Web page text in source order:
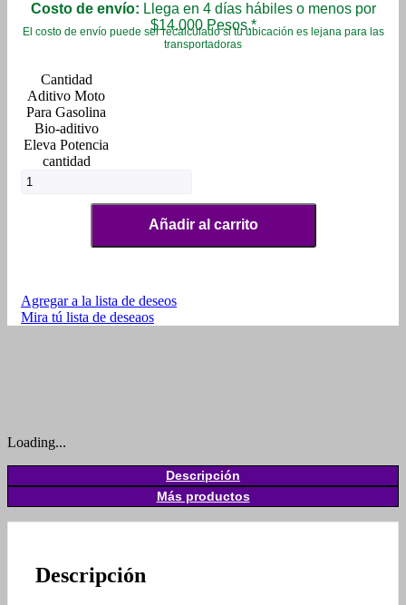
Costo de envío: Llega en 4 días hábiles o menos por
$14.000 Pesos.*
El costo de envío puede ser recalculado si tu ubicación es lejana para las
transportadoras
Aditivo Moto
Para Gasolina
Bio-aditivo
Eleva Potencia
cantidad
Añadir al carrito
Agregar a la lista de deseos
Mira tú lista de deseaos
Loading...
Descripción
Más productos
Descripción